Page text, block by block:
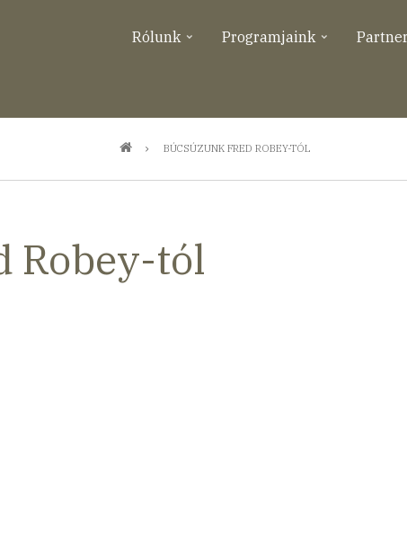
Rólunk Programjaink
BÚCSÚZUNK FRED ROBEY-TÓL
Robey-tól